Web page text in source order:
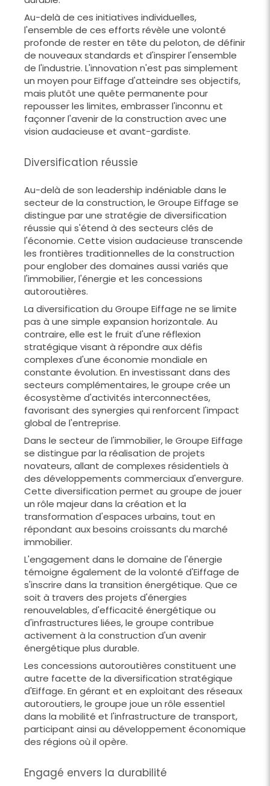
Au-delà de ces initiatives individuelles,
l'ensemble de ces efforts révèle une volonté
profonde de rester en tête du peloton, de définir
de nouveaux standards et d'inspirer l'ensemble
de l'industrie. L'innovation n'est pas simplement
un moyen pour Eiffage d'atteindre ses objectifs,
mais plutôt une quête permanente pour
repousser les limites, embrasser l'inconnu et
façonner l'avenir de la construction avec une
vision audacieuse et avant-gardiste.
Diversification réussie
Au-delà de son leadership indéniable dans le
secteur de la construction, le Groupe Eiffage se
distingue par une stratégie de diversification
réussie qui s'étend à des secteurs clés de
l'économie. Cette vision audacieuse transcende
les frontières traditionnelles de la construction
pour englober des domaines aussi variés que
l'immobilier, l'énergie et les concessions
autoroutières.
La diversification du Groupe Eiffage ne se limite
pas à une simple expansion horizontale. Au
contraire, elle est le fruit d'une réflexion
stratégique visant à répondre aux défis
complexes d'une économie mondiale en
constante évolution. En investissant dans des
secteurs complémentaires, le groupe crée un
écosystème d'activités interconnectées,
favorisant des synergies qui renforcent l'impact
global de l'entreprise.
Dans le secteur de l'immobilier, le Groupe Eiffage
se distingue par la réalisation de projets
novateurs, allant de complexes résidentiels à
des développements commerciaux d'envergure.
Cette diversification permet au groupe de jouer
un rôle majeur dans la création et la
transformation d'espaces urbains, tout en
répondant aux besoins croissants du marché
immobilier.
L'engagement dans le domaine de l'énergie
témoigne également de la volonté d'Eiffage de
s'inscrire dans la transition énergétique. Que ce
soit à travers des projets d'énergies
renouvelables, d'efficacité énergétique ou
d'infrastructures liées, le groupe contribue
activement à la construction d'un avenir
énergétique plus durable.
Les concessions autoroutières constituent une
autre facette de la diversification stratégique
d'Eiffage. En gérant et en exploitant des réseaux
autoroutiers, le groupe joue un rôle essentiel
dans la mobilité et l'infrastructure de transport,
participant ainsi au développement économique
des régions où il opère.
Engagé envers la durabilité